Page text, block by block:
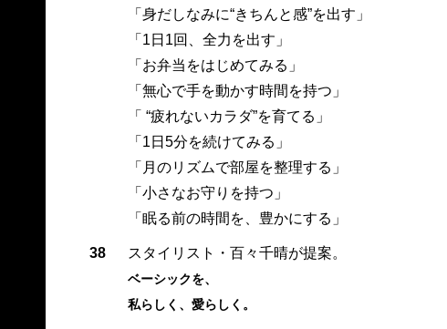
「身だしなみに“きちんと感”を出す」
「1日1回、全力を出す」
「お弁当をはじめてみる」
「無心で手を動かす時間を持つ」
「 “疲れないカラダ”を育てる」
「1日5分を続けてみる」
「月のリズムで部屋を整理する」
「小さなお守りを持つ」
「眠る前の時間を、豊かにする」
38 スタイリスト・百々千晴が提案。
ベーシックを、
私らしく、愛らしく。